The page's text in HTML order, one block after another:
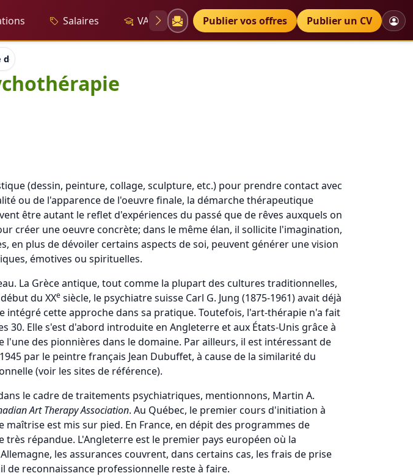
Salaires VAE Diplômes Petites annonces
Publier vos offres Publier un CV
psychothérapie
(dessin, peinture, collage, sculpture, etc.) pour prendre contact avec
ou de l'apparence de l'oeuvre finale, la démarche thérapeutique
être autant le reflet d'expériences du passé que de rêves auxquels on
créer une oeuvre concrète; dans le même élan, il sollicite l'imagination,
en plus de dévoiler certains aspects de soi, peuvent générer une vision
émotives ou spirituelles.
La Grèce antique, tout comme la plupart des cultures traditionnelles,
du XXe siècle, le psychiatre suisse Carl G. Jung (1875-1961) avait déjà
cette approche dans sa pratique. Toutefois, l'art-thérapie n'a fait
Elle s'est d'abord introduite en Angleterre et aux États-Unis grâce à
des pionnières dans le domaine. Par ailleurs, il est intéressant de
par le peintre français Jean Dubuffet, à cause de la similarité du
(voir les sites de référence).
le cadre de traitements psychiatriques, mentionnons, Martin A.
Art Therapy Association. Au Québec, le premier cours d'initiation à
est mis sur pied. En France, en dépit des programmes de
répandue. L'Angleterre est le premier pays européen où la
les assurances couvrent, dans certains cas, les frais de prise
de reconnaissance professionnelle reste à faire.